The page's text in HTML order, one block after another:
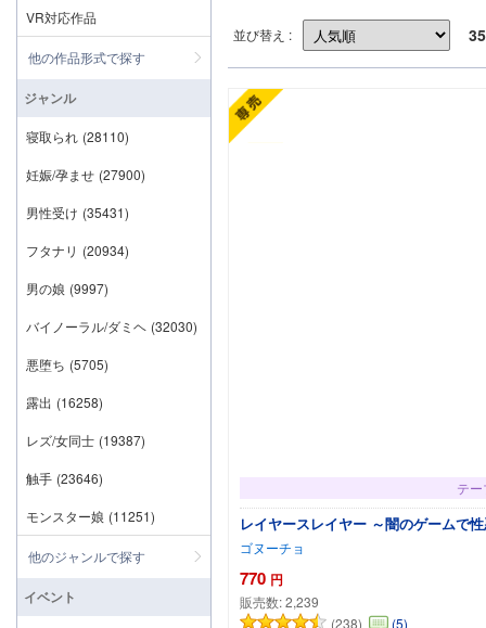
並び替え :
テ
レイヤースレイヤー ～闇のゲームで
ゴヌーチョ
770 円
販売数:2,239
(238)
(5)
VR対応作品
他の作品形式で探す
ジャンル
寝取られ (28110)
妊娠/孕ませ (27900)
男性受け (35431)
フタナリ (20934)
男の娘 (9997)
バイノーラル/ダミヘ (32030)
悪堕ち (5705)
露出 (16258)
レズ/女同士 (19387)
触手 (23646)
モンスター娘 (11251)
他のジャンルで探す
イベント